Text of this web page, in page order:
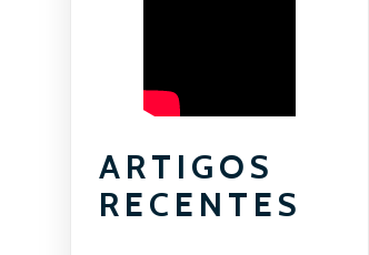
ARTIGOS
RECENTES